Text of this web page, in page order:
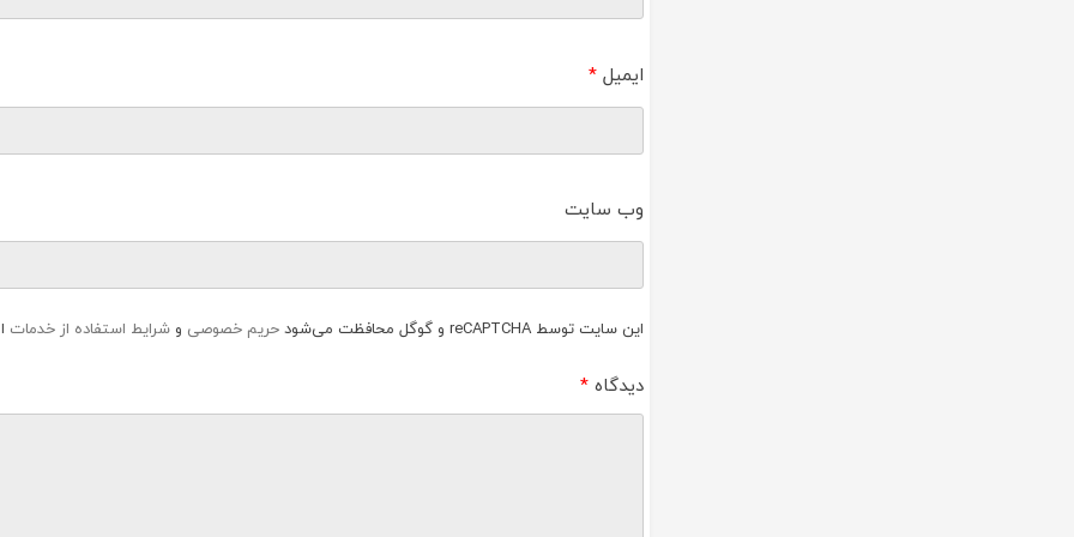
ایمیل*
وب‌ سایت
این سایت توسط reCAPTCHA و گوگل محافظت می‌شود حریم خصوصی وشرایط استفاده از خدمات
دیدگاه*